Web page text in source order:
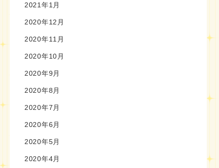
2021年1月
2020年12月
2020年11月
2020年10月
2020年9月
2020年8月
2020年7月
2020年6月
2020年5月
2020年4月